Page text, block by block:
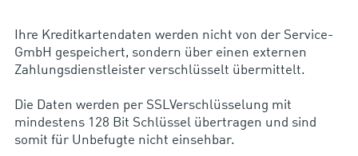
Ihre Kreditkartendaten werden nicht von der Service-
GmbH gespeichert, sondern über einen externen
Zahlungsdienstleister verschlüsselt übermittelt.
Die Daten werden per SSLVerschlüsselung mit
mindestens 128 Bit Schlüssel übertragen und sind
somit für Unbefugte nicht einsehbar.